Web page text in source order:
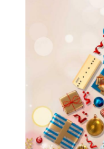
VERBINDUNG
FORDERN
SIE EIN
ZITAT